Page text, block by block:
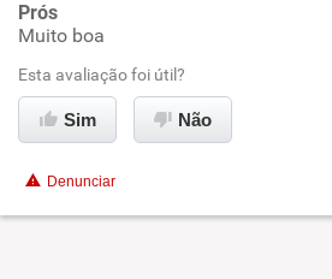
Ambiente de trabalho
Conciliação com a vida familiar
Prós
Muito boa
Esta avaliação foi útil?
Sim Não
Denunciar